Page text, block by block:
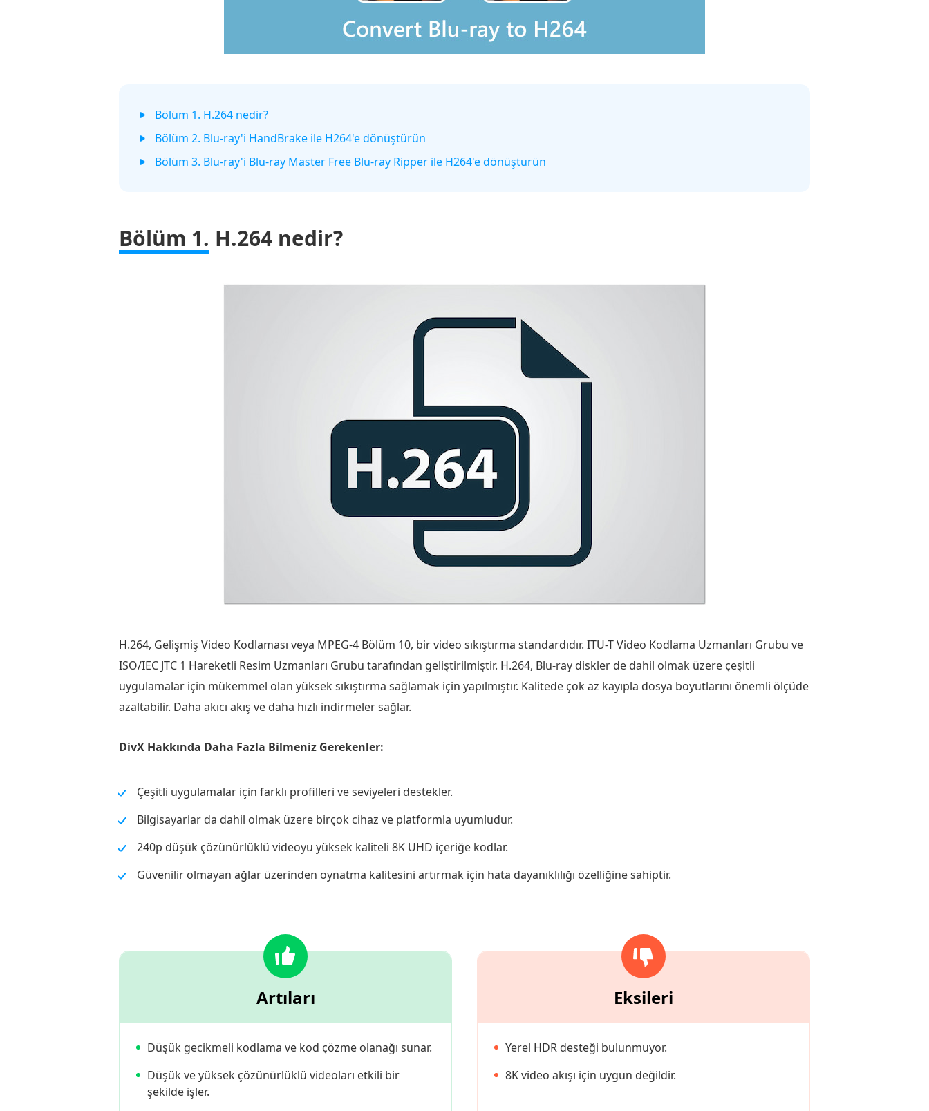
Bölüm 1. H.264 nedir?
Bölüm 2. Blu-ray'i HandBrake ile H264'e dönüştürün
Bölüm 3. Blu-ray'i Blu-ray Master Free Blu-ray Ripper ile H264'e dönüştürün
Bölüm 1. H.264 nedir?
H.264, Gelişmiş Video Kodlaması veya MPEG-4 Bölüm 10, bir video sıkıştırma standardıdır. ITU-T Video Kodlama Uzmanları Grubu ve
ISO/IEC JTC 1 Hareketli Resim Uzmanları Grubu tarafından geliştirilmiştir. H.264, Blu-ray diskler de dahil olmak üzere çeşitli
uygulamalar için mükemmel olan yüksek sıkıştırma sağlamak için yapılmıştır. Kalitede çok az kayıpla dosya boyutlarını önemli ölçüde
azaltabilir. Daha akıcı akış ve daha hızlı indirmeler sağlar.
DivX Hakkında Daha Fazla Bilmeniz Gerekenler:
Çeşitli uygulamalar için farklı profilleri ve seviyeleri destekler.
Bilgisayarlar da dahil olmak üzere birçok cihaz ve platformla uyumludur.
240p düşük çözünürlüklü videoyu yüksek kaliteli 8K UHD içeriğe kodlar.
Güvenilir olmayan ağlar üzerinden oynatma kalitesini artırmak için hata dayanıklılığı özelliğine sahiptir.
Artıları
Düşük gecikmeli kodlama ve kod çözme olanağı sunar.
Düşük ve yüksek çözünürlüklü videoları etkili bir
şekilde işler.
Eksileri
Yerel HDR desteği bulunmuyor.
8K video akışı için uygun değildir.